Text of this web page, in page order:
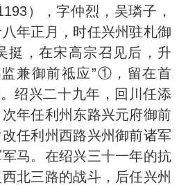
），字仲烈，吴璘子，
年正月，时任兴州驻札御
挺，在宋高宗召见后，升
兼御前祗应”①，留在首
绍兴二十九年，回川任添
年任利州东路兴元府御前
任利州西路兴州御前诸军
马。在绍兴三十一年的抗
北三路的战斗，后任兴州